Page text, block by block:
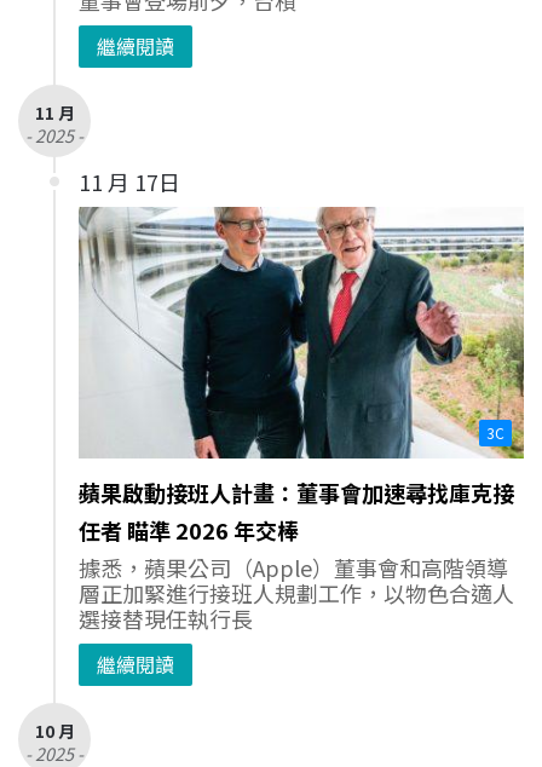
繼續閱讀
11 月
- 2025 -
11 月 17日
3C
蘋果啟動接班人計畫：董事會加速尋找庫克接
任者 瞄準 2026 年交棒
據悉，蘋果公司（Apple）董事會和高階領導
層正加緊進行接班人規劃工作，以物色合適人
選接替現任執行長
繼續閱讀
10 月
- 2025 -